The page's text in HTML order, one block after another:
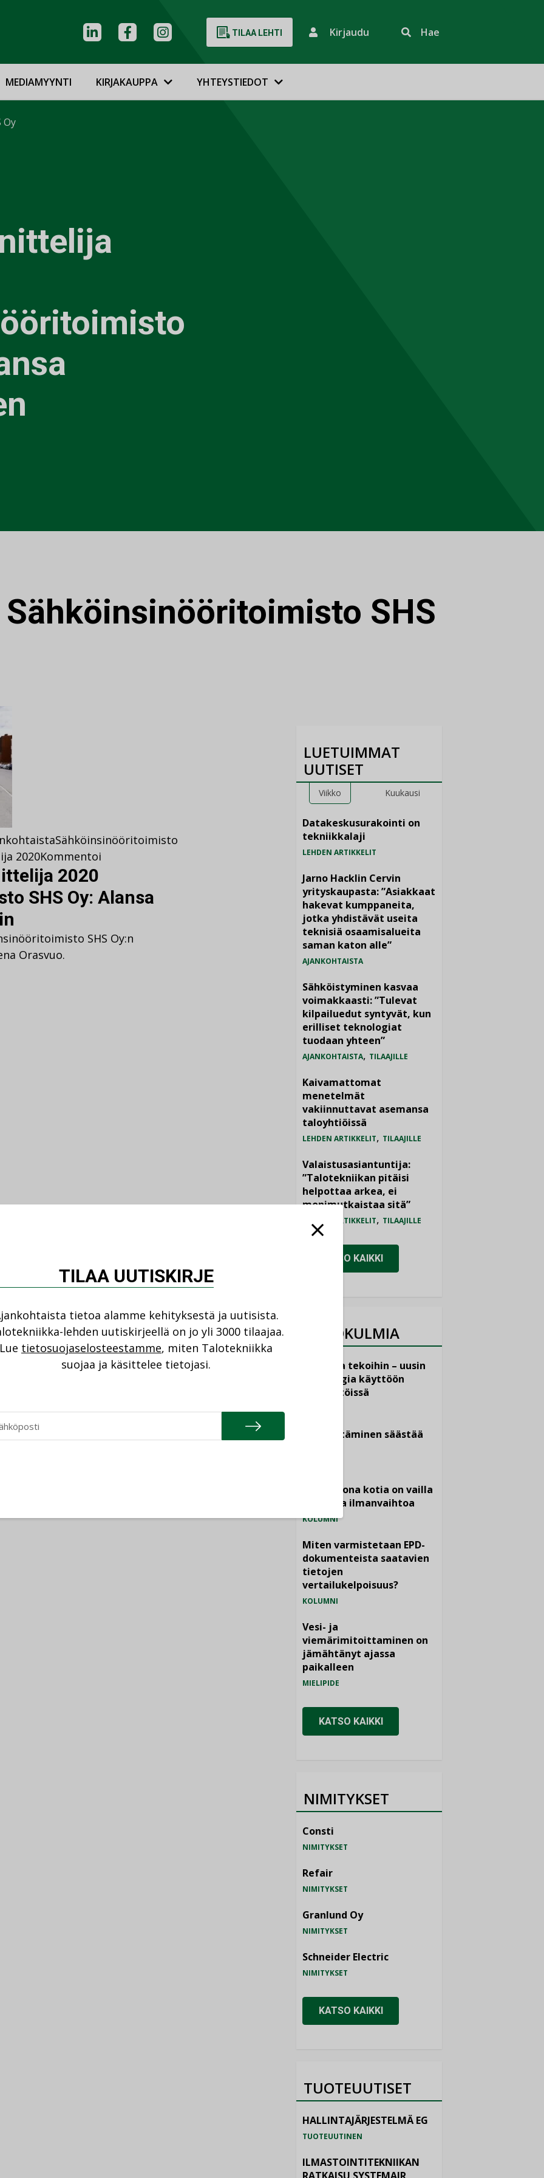
TILAA LEHTI Kirjaudu Hae
MEDIAMYYNTI KIRJAKAUPPA YHTEYSTIEDOT
Oy
Sähköinsinööritoimisto SHS
Sähköinsinööritoimisto
2020Kommentoi
2020
SHS Oy: Alansa
SHS Oy:n
Orasvuo.
LUETUIMMAT
UUTISET
Viikko Kuukausi
Datakeskusurakointi on
tekniikkalaji
LEHDEN ARTIKKELIT
Jarno Hacklin Cervin
yrityskaupasta: ”Asiakkaat
hakevat kumppaneita,
jotka yhdistävät useita
teknisiä osaamisalueita
saman katon alle”
AJANKOHTAISTA
Sähköistyminen kasvaa
voimakkaasti: ”Tulevat
kilpailuedut syntyvät, kun
erilliset teknologiat
tuodaan yhteen”
AJANKOHTAISTA, TILAAJILLE
Kaivamattomat
menetelmät
vakiinnuttavat asemansa
taloyhtiöissä
LEHDEN ARTIKKELIT, TILAAJILLE
Valaistusasiantuntija:
”Talotekniikan pitäisi
helpottaa arkea, ei
monimutkaistaa sitä”
LEHDEN ARTIKKELIT, TILAAJILLE
KATSO KAIKKI
NÄKÖKULMIA
Puheista tekoihin – uusin
teknologia käyttöön
kiinteistöissä
Sähköistäminen säästää
Yli miljoona kotia on vailla
toimivaa ilmanvaihtoa
KOLUMNI
Miten varmistetaan EPD-
dokumenteista saatavien
tietojen
vertailukelpoisuus?
KOLUMNI
Vesi- ja
viemärimitoittaminen on
jämähtänyt ajassa
paikalleen
MIELIPIDE
KATSO KAIKKI
NIMITYKSET
Consti
NIMITYKSET
Refair
NIMITYKSET
Granlund Oy
NIMITYKSET
Schneider Electric
NIMITYKSET
KATSO KAIKKI
TUOTEUUTISET
HALLINTAJÄRJESTELMÄ EG
TUOTEUUTINEN
ILMASTOINTITEKNIIKAN
TILAA UUTISKIRJE
tietoa alamme kehityksestä ja uutisista.
lehden uutiskirjeellä on jo yli 3000 tilaajaa.
Lue tietosuojaselosteestamme, miten Talotekniikka
suojaa ja käsittelee tietojasi.